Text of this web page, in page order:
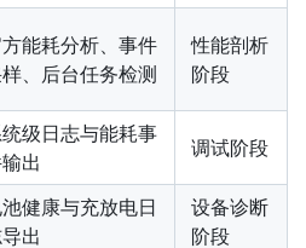
能耗分析、事件
、后台任务检测
性能剖析
阶段
级日志与能耗事
出
调试阶段
健康与充放电日
出
设备诊断
阶段